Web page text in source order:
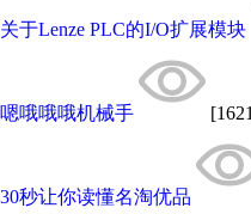
关于Lenze PLC的I/O扩展模块
嗯哦哦哦机械手
30秒让你读懂名淘优品